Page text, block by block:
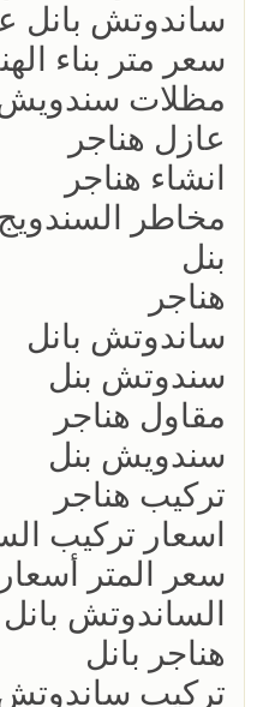
ساندوتش بانل
سعر متر بناء
مظلات سندويش
عازل هناجر
انشاء هناجر
مخاطر
بنل
هناجر
ساندوتش بانل
سندوتش بنل
مقاول هناجر
سندويش بنل
تركيب هناجر
اسعار تركيب
سعر المتر
الساندوتش بانل
هناجر بانل
تركيب ساندوتش